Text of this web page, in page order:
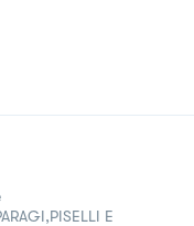
E